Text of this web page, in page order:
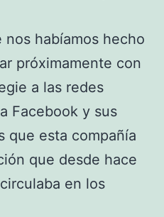
habíamos hecho
próximamente con
a las redes
Facebook y sus
que esta compañía
que desde hace
en los